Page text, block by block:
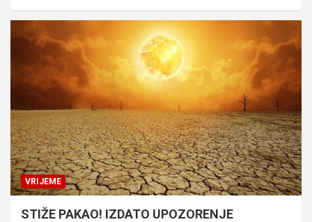
VRIJEME
STIŽE PAKAO! IZDATO UPOZORENJE